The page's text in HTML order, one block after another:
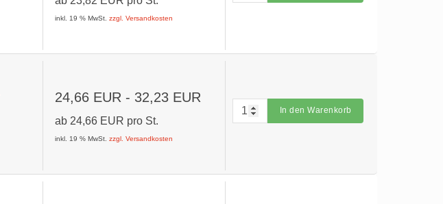
inkl. 19 % MwSt.zzgl. Versandkosten
24,66 EUR - 32,23 EUR
ab 24,66 EUR pro St.
inkl. 19 % MwSt.zzgl. Versandkosten
In den Warenkorb